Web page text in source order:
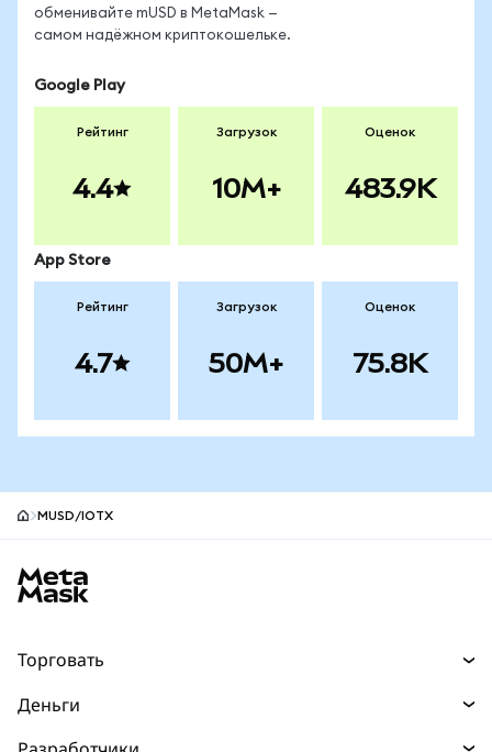
обменивайте mUSD в MetaMask —
самом надёжном криптокошельке.
Google Play
Рейтинг
4.4
Загрузок
10M+
Оценок
483.9K
App Store
Рейтинг
4.7
Загрузок
50M+
Оценок
75.8K
MUSD/IOTX
Торговать
Деньги